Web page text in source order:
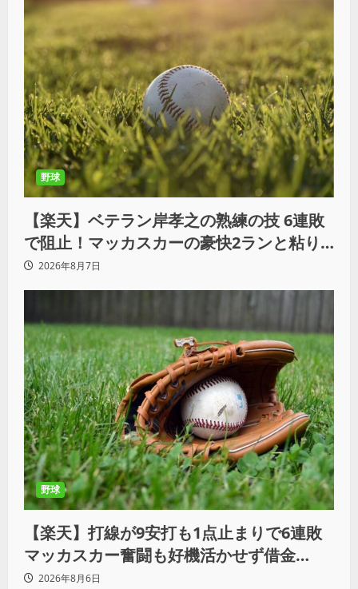
野球
【楽天】ベテラン岸孝之の熟練の技 6連敗
で阻止！マッカスカーの豪快2ランと粘り
の継投でオリックスを破る
2026年8月7日
野球
【楽天】打線が9安打も1点止まりで6連敗
マッカスカー奮闘も好機活かせず借金
「22」
2026年8月6日